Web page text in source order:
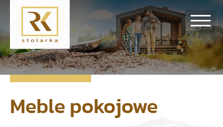
Meble pokojowe